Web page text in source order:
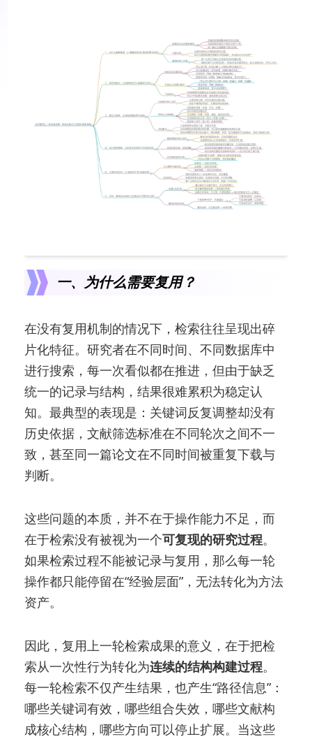
一、为什么需要复用？
在没有复用机制的情况下，检索往往呈现出碎
片化特征。研究者在不同时间、不同数据库中
进行搜索，每一次看似都在推进，但由于缺乏
统一的记录与结构，结果很难累积为稳定认
知。最典型的表现是：关键词反复调整却没有
历史依据，文献筛选标准在不同轮次之间不一
致，甚至同一篇论文在不同时间被重复下载与
判断。
这些问题的本质，并不在于操作能力不足，而
在于检索没有被视为一个可复现的研究过程。
如果检索过程不能被记录与复用，那么每一轮
操作都只能停留在“经验层面”，无法转化为方法
资产。
因此，复用上一轮检索成果的意义，在于把检
索从一次性行为转化为连续的结构构建过程。
每一轮检索不仅产生结果，也产生“路径信息”：
哪些关键词有效，哪些组合失效，哪些文献构
成核心结构，哪些方向可以停止扩展。当这些